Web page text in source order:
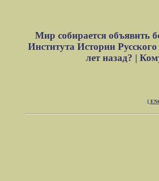
Мир собирается объявить
Института Истории
лет назад? |
[